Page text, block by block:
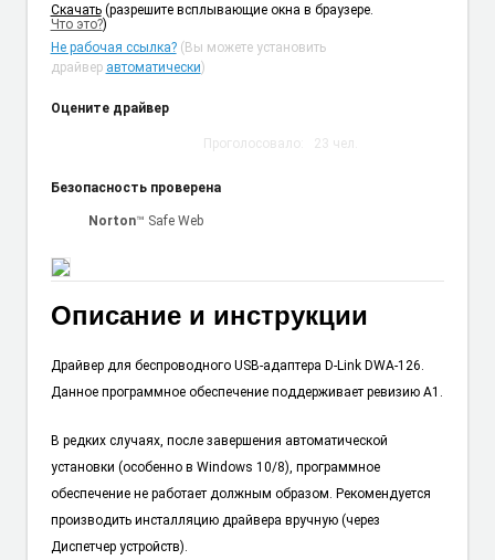
Cкачать (разрешите всплывающие окна в браузере.
Что это?)
Не рабочая ссылка?(Вы можете установить
драйвер автоматически)
Оцените драйвер
Проголосовало: 23 чел.
Безопасность проверена
Norton™ Safe Web
Описание и инструкции
Драйвер для беспроводного USB-адаптера D-Link DWA-126.
Данное программное обеспечение поддерживает ревизию A1.
В редких случаях, после завершения автоматической
установки (особенно в Windows 10/8), программное
обеспечение не работает должным образом. Рекомендуется
производить инсталляцию драйвера вручную (через
Диспетчер устройств).